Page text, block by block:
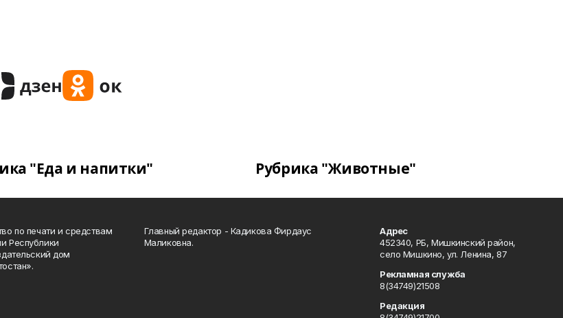
"Еда и напитки" Рубрика "Животные"
по печати и средствам
Республики
дом
Главный редактор - Кадикова Фирдаус
Маликовна.
Адрес
452340, РБ, Мишкинский район,
село Мишкино, ул. Ленина, 87
Рекламная служба
8(34749)21508
Редакция